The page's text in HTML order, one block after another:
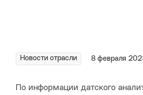
Новости отрасли 8 февраля
По информации датского